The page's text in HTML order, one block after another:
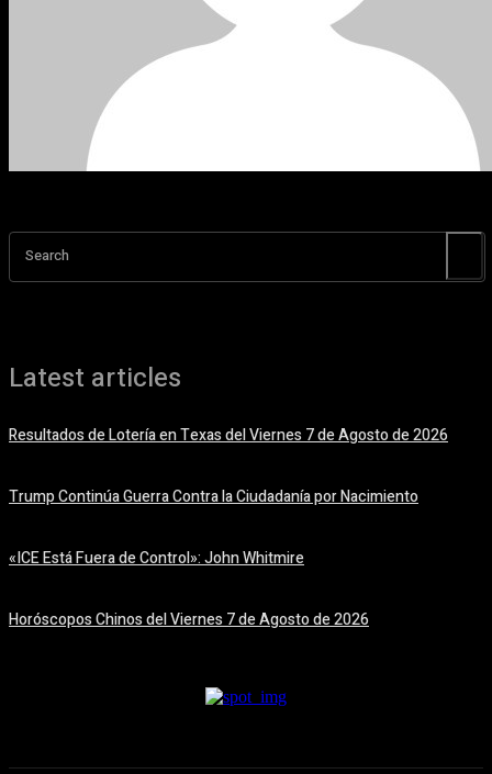
Search
Latest articles
Resultados de Lotería en Texas del Viernes 7 de Agosto de 2026
Trump Continúa Guerra Contra la Ciudadanía por Nacimiento
«ICE Está Fuera de Control»: John Whitmire
Horóscopos Chinos del Viernes 7 de Agosto de 2026